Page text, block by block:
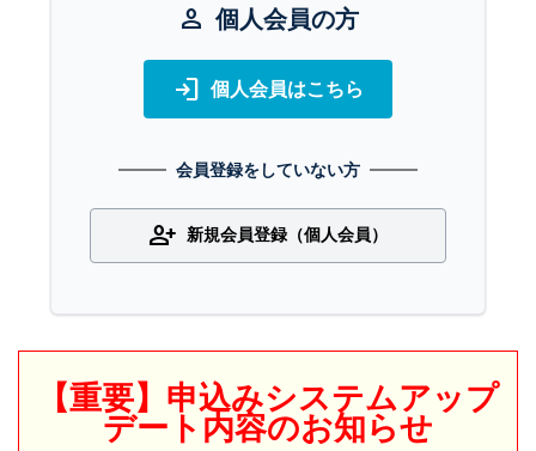
person 個人会員の方
login 個人会員はこちら
会員登録をしていない方
person_add 新規会員登録（個人会員）
【重要】申込みシステムアップ
デート内容のお知らせ